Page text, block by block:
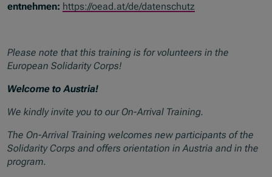
entnehmen: https://oead.at/de/datenschutz
Please note that this training is for volunteers in the
European Solidarity Corps!
Welcome to Austria!
We kindly invite you to our On-Arrival Training.
The On-Arrival Training welcomes new participants of the
Solidarity Corps and offers orientation in Austria and in the
program.